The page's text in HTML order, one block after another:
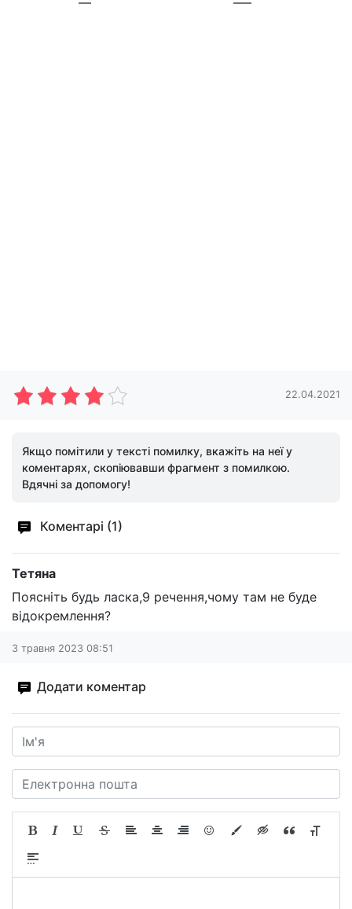
22.04.2021
Якщо помітили у тексті помилку, вкажіть на неї у
коментарях, скопіювавши фрагмент з помилкою.
Вдячні за допомогу!
Коментарі (1)
Тетяна
Поясніть будь ласка,9 речення,чому там не буде
відокремлення?
3 травня 2023 08:51
Додати коментар